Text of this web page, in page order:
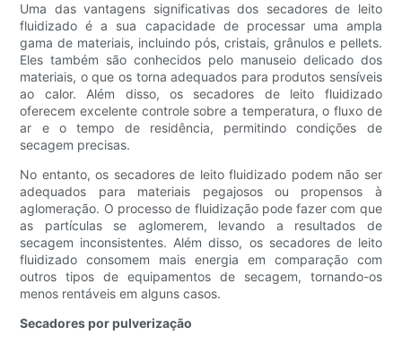
Uma das vantagens significativas dos secadores de leito
fluidizado é a sua capacidade de processar uma ampla
gama de materiais, incluindo pós, cristais, grânulos e pellets.
Eles também são conhecidos pelo manuseio delicado dos
materiais, o que os torna adequados para produtos sensíveis
ao calor. Além disso, os secadores de leito fluidizado
oferecem excelente controle sobre a temperatura, o fluxo de
ar e o tempo de residência, permitindo condições de
secagem precisas.
No entanto, os secadores de leito fluidizado podem não ser
adequados para materiais pegajosos ou propensos à
aglomeração. O processo de fluidização pode fazer com que
as partículas se aglomerem, levando a resultados de
secagem inconsistentes. Além disso, os secadores de leito
fluidizado consomem mais energia em comparação com
outros tipos de equipamentos de secagem, tornando-os
menos rentáveis ​​em alguns casos.
Secadores por pulverização